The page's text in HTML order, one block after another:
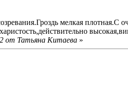
мелкая
от Татьяна Китаева »